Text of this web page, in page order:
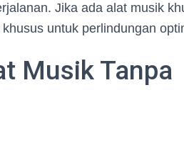
Jika ada alat musik
untuk perlindungan
Musik Tanpa